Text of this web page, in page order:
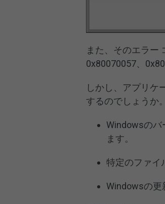
また、そのエラー
0x80070057、
しかし、アプリケ
するのでしょうか
Windowsのバ
ます。
特定のファイ
Windowsの更